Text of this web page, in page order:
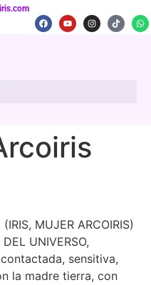
MUJER ARCOIRIS)
UNIVERSO,
sensitiva,
la madre tierra, con